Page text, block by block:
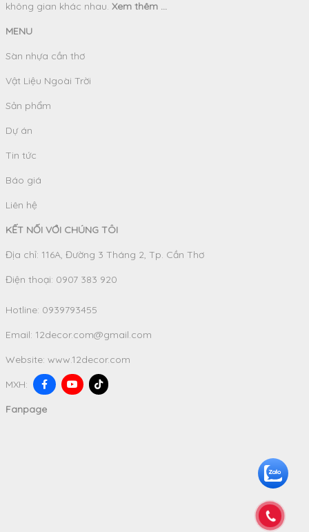
không gian khác nhau. Xem thêm ...
MENU
Sàn nhựa cần thơ
Vật Liệu Ngoài Trời
Sản phẩm
Dự án
Tin tức
Báo giá
Liên hệ
KẾT NỐI VỚI CHÚNG TÔI
Địa chỉ: 116A, Đường 3 Tháng 2, Tp. Cần Thơ
Điện thoại: 0907 383 920
Hotline: 0939793455
Email: 12decor.com@gmail.com
Website: www.12decor.com
MXH:
Fanpage